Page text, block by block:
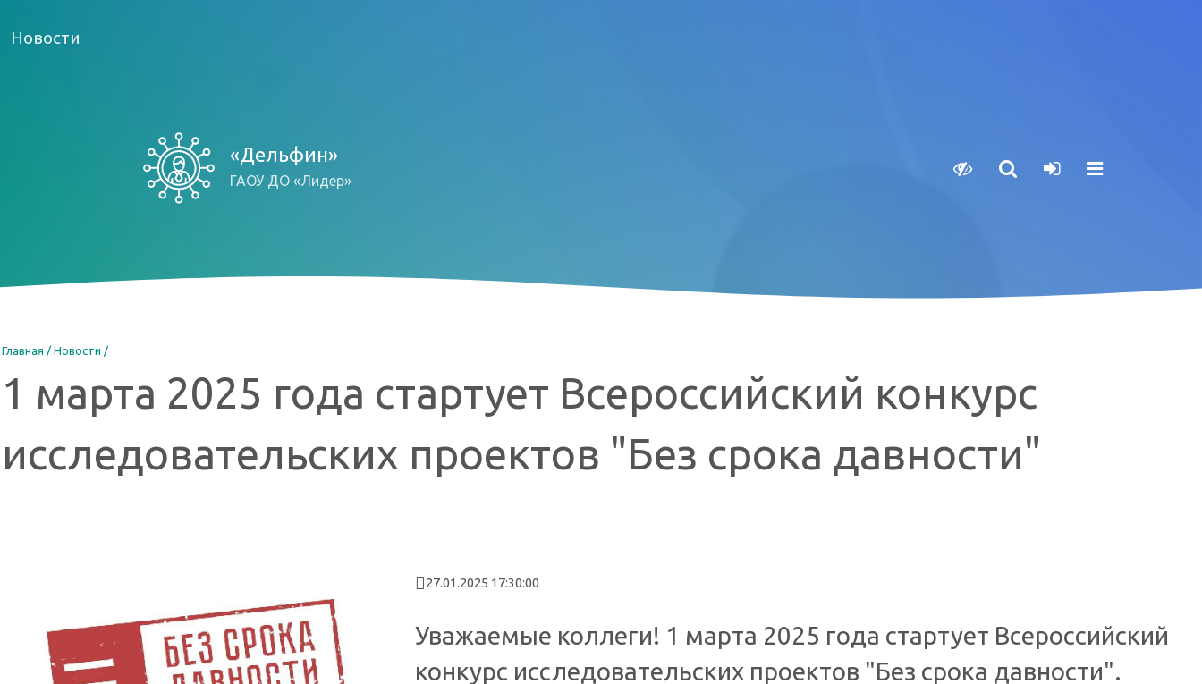
Новости
«Дельфин»
ГАОУ ДО «Лидер»
Главная Новости
1 марта 2025 года стартует Всероссийский конкурс
исследовательских проектов "Без срока давности"
27.01.2025 17:30:00
Уважаемые коллеги! 1 марта 2025 года стартует Всероссийский
конкурс исследовательских проектов "Без срока давности".